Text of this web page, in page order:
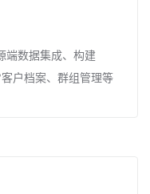
端数据集成、构建
户档案、群组管理等